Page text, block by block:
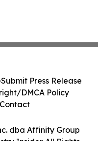
dba Affinity Group
Insider. All Rights
Submit Press Release
DMCA Policy
Contact